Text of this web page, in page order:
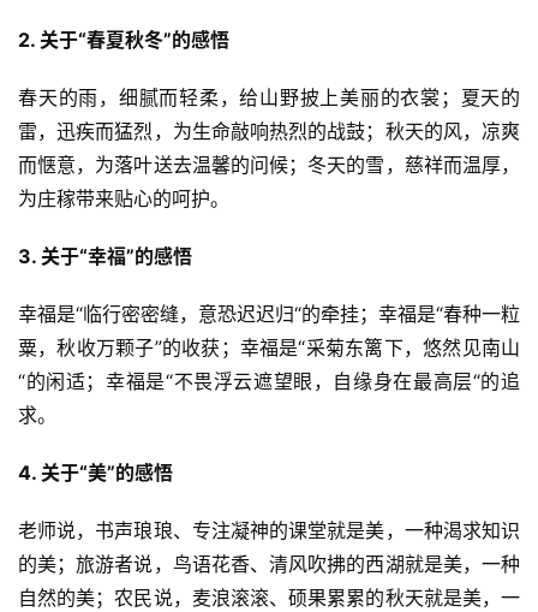
2. 关于“春夏秋冬”的感悟
春天的雨，细腻而轻柔，给山野披上美丽的衣裳；夏天的
雷，迅疾而猛烈，为生命敲响热烈的战鼓；秋天的风，凉爽
而惬意，为落叶送去温馨的问候；冬天的雪，慈祥而温厚，
为庄稼带来贴心的呵护。
3. 关于“幸福”的感悟
幸福是“临行密密缝，意恐迟迟归“的牵挂；幸福是“春种一粒
粟，秋收万颗子”的收获；幸福是“采菊东篱下，悠然见南山
“的闲适；幸福是“不畏浮云遮望眼，自缘身在最高层“的追
求。
4. 关于“美”的感悟
老师说，书声琅琅、专注凝神的课堂就是美，一种渴求知识
的美；旅游者说，鸟语花香、清风吹拂的西湖就是美，一种
自然的美；农民说，麦浪滚滚、硕果累累的秋天就是美，一